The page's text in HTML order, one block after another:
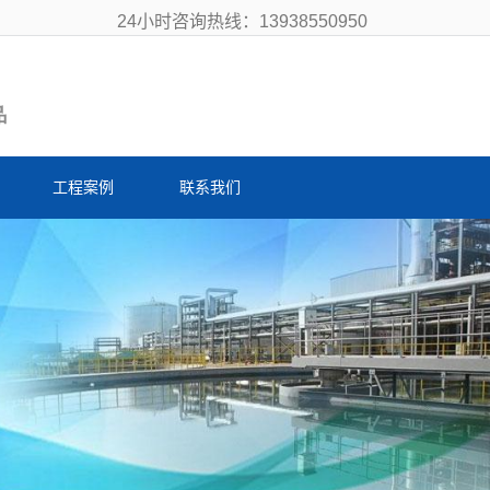
24小时咨询热线：13938550950
工程案例 联系我们